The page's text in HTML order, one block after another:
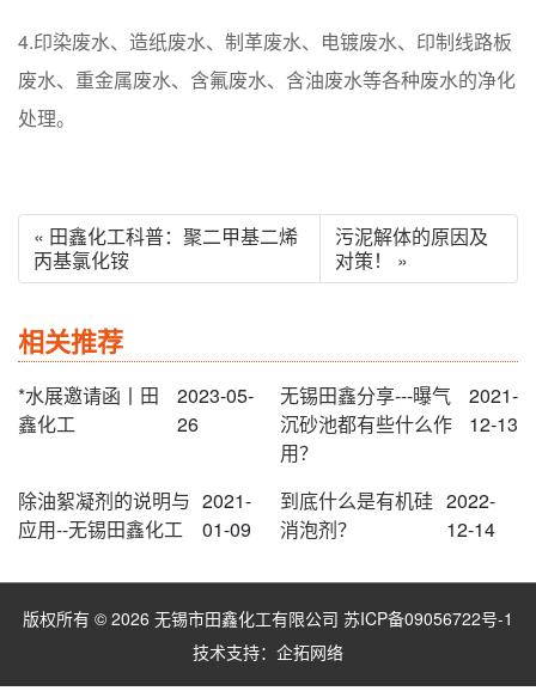
4.印染废水、造纸废水、制革废水、电镀废水、印制线路板
废水、重金属废水、含氟废水、含油废水等各种废水的净化
处理。
« 田鑫化工科普：聚二甲基二烯
丙基氯化铵
污泥解体的原因及
对策！ »
相关推荐
*水展邀请函丨田
鑫化工
2023-05-
26
无锡田鑫分享---曝气
沉砂池都有些什么作
用？
2021-
12-13
除油絮凝剂的说明与
应用--无锡田鑫化工
2021-
01-09
到底什么是有机硅
消泡剂？
2022-
12-14
版权所有 © 2026 无锡市田鑫化工有限公司 苏ICP备09056722号-1
技术支持： 企拓网络